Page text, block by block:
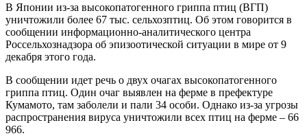
В Японии из-за высокопатогенного гриппа птиц (ВГП)
уничтожили более 67 тыс. сельхозптиц. Об этом говорится в
сообщении информационно-аналитического центра
Россельхознадзора об эпизоотической ситуации в мире от 9
декабря этого года.
В сообщении идет речь о двух очагах высокопатогенного
гриппа птиц. Один очаг выявлен на ферме в префектуре
Кумамото, там заболели и пали 34 особи. Однако из-за угрозы
распространения вируса уничтожили всех птиц на ферме – 66
966.